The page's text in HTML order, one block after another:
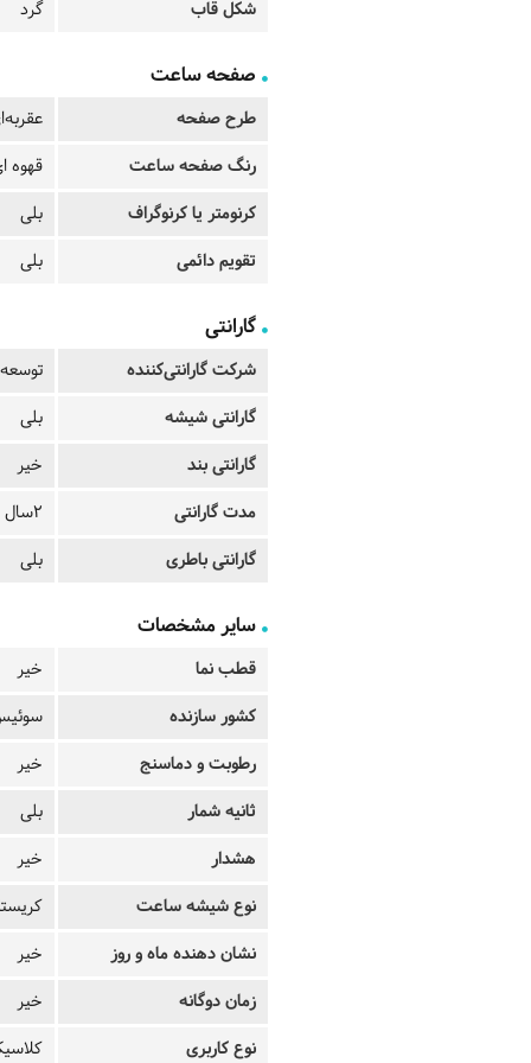
شکل قاب
گرد
صفحه ساعت
طرح صفحه
رنگ صفحه ساعت
قهوه
کرنومتر یا کرنوگراف
بلی
تقویم دائمی
بلی
گارانتی
شرکت گارانتی‌کننده
گارانتی شیشه
بلی
گارانتی بند
خیر
مدت گارانتی
2سال
گارانتی باطری
بلی
سایر مشخصات
قطب نما
خیر
کشور سازنده
رطوبت و دماسنج
خیر
ثانیه شمار
بلی
هشدار
خیر
نوع شیشه ساعت
نشان دهنده ماه و روز
خیر
زمان دوگانه
خیر
نوع کاربری